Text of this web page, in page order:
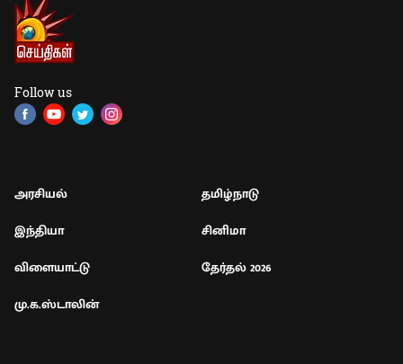
Follow us
அரசியல்
தமிழ்நாடு
இந்தியா
சினிமா
விளையாட்டு
தேர்தல் 2026
மு.க.ஸ்டாலின்